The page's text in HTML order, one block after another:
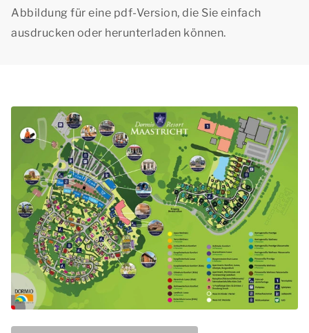
Abbildung für eine pdf-Version, die Sie einfach
ausdrucken oder herunterladen können.